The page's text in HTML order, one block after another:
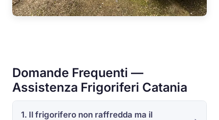
Domande Frequenti —
Assistenza Frigoriferi Catania
1. Il frigorifero non raffredda ma il